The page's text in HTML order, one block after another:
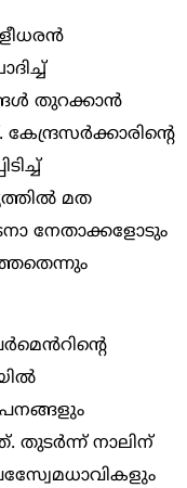
തുറക്കാൻ
മത
നേതാക്കളോടും
നാലിന്‌